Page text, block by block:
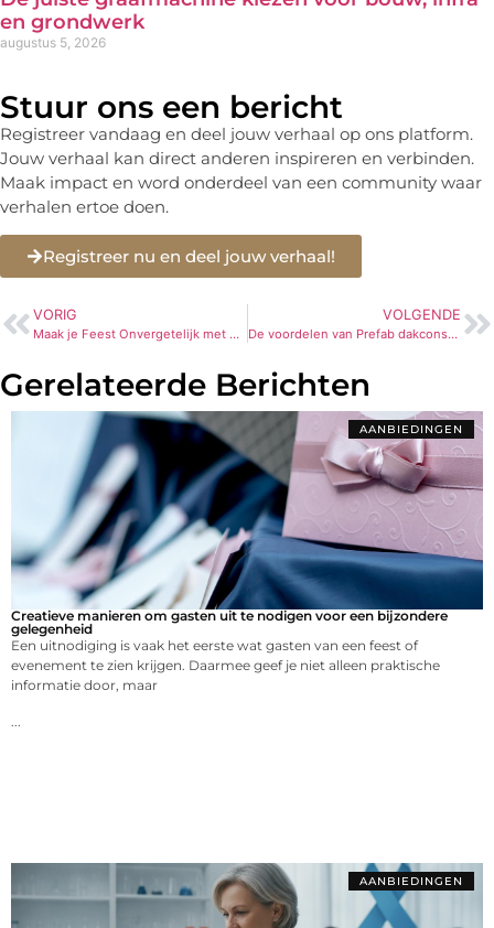
en grondwerk
augustus 5, 2026
Stuur ons een bericht
Registreer vandaag en deel jouw verhaal op ons platform.
Jouw verhaal kan direct anderen inspireren en verbinden.
Maak impact en word onderdeel van een community waar
verhalen ertoe doen.
Registreer nu en deel jouw verhaal!
VORIG
Maak je Feest Onvergetelijk met een Photobooth of Fotospiegel
VOLGENDE
De voordelen van Prefab dakconstructies
Gerelateerde Berichten
AANBIEDINGEN
Creatieve manieren om gasten uit te nodigen voor een bijzondere
gelegenheid
Een uitnodiging is vaak het eerste wat gasten van een feest of
evenement te zien krijgen. Daarmee geef je niet alleen praktische
informatie door, maar
AANBIEDINGEN